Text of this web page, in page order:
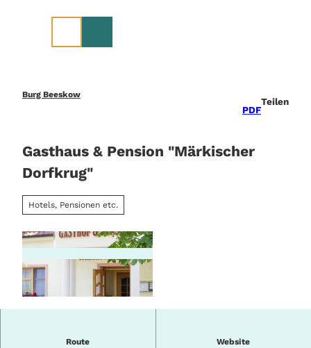
Burg Beeskow
PDF
Teilen
Gasthaus & Pension "Märkischer
Dorfkrug"
Hotels, Pensionen etc.
Route Website
Der Gasthof und Pension Märkischer Dorfkrug bietet